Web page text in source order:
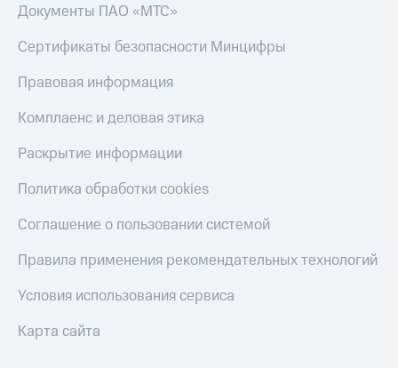
Документы ПАО «МТС»
Сертификаты безопасности Минцифры
Правовая информация
Комплаенс и деловая этика
Раскрытие информации
Политика обработки cookies
Соглашение о пользовании системой
Правила применения рекомендательных технологий
Условия использования сервиса
Карта сайта